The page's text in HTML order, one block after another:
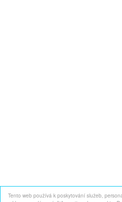
Tento web používá k poskytování služeb,